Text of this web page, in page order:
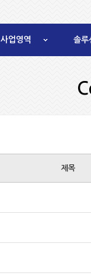
사업영역 솔루
제목